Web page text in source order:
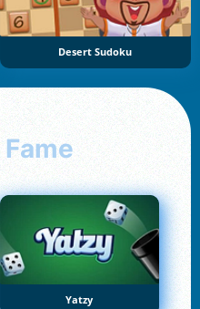
Desert Sudoku
Fame
Yatzy